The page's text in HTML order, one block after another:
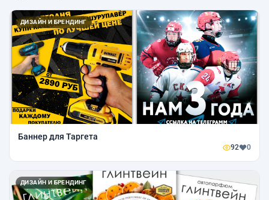
ДИЗАЙН И БРЕНДИНГ
Баннер для Таргета
92 0
ДИЗАЙН И БРЕНДИНГ